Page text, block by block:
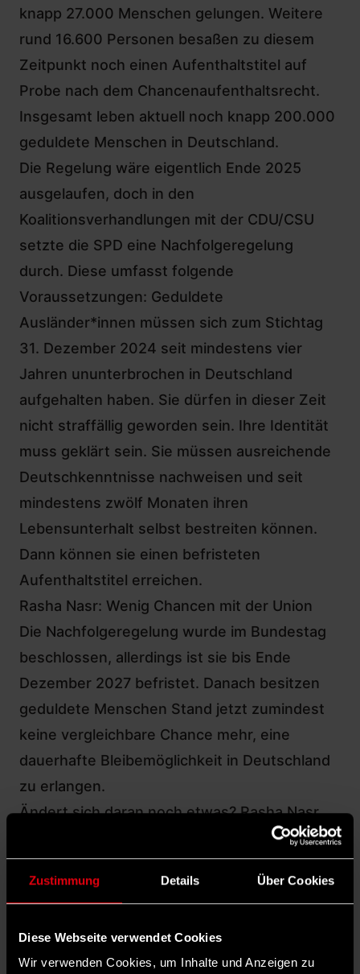
Zustimmung Details Über Cookies
Diese Webseite verwendet Cookies
Wir verwenden Cookies, um Inhalte und Anzeigen zu
knapp 27.000 Menschen gelungen. Weitere
rund 16.600 Personen besaßen zu diesem
Zeitpunkt noch einen Aufenthaltstitel auf
Probe nach dem Chancenaufenthaltsrecht.
Insgesamt leben aktuell noch knapp 200.000
geduldete Menschen in Deutschland.
Die Regelung wäre eigentlich Ende 2025
ausgelaufen, doch in den
Koalitionsverhandlungen mit der CDU/CSU
setzte die SPD eine Nachfolgeregelung
durch. Diese umfasst folgende
Voraussetzungen: Geduldete
Ausländer*innen müssen sich zum Stichtag
31. Dezember 2024 seit mindestens vier
Jahren ununterbrochen in Deutschland
aufgehalten haben. Sie dürfen in dieser Zeit
nicht straffällig geworden sein. Ihre Identität
muss geklärt sein. Sie müssen ausreichende
Deutschkenntnisse nachweisen und seit
mindestens zwölf Monaten ihren
Lebensunterhalt selbst bestreiten können.
Dann können sie einen befristeten
Aufenthaltstitel erreichen.
Rasha Nasr: Wenig Chancen mit der Union
Die Nachfolgeregelung wurde im Bundestag
beschlossen, allerdings ist sie bis Ende
Dezember 2027 befristet. Danach besitzen
geduldete Menschen Stand jetzt zumindest
keine vergleichbare Chance mehr, eine
dauerhafte Bleibemöglichkeit in Deutschland
zu erlangen.
Ändert sich daran noch etwas? Rasha Nasr,
die integrations- und migrationspolitische
Sprecherin der SPD-Bundestagsfraktion zeigt
sich im Gespräch mit dem „vorwärts“
Verhandlungen, die Verlängerung
durchzukriegen. Ich sehe mit dieser Union